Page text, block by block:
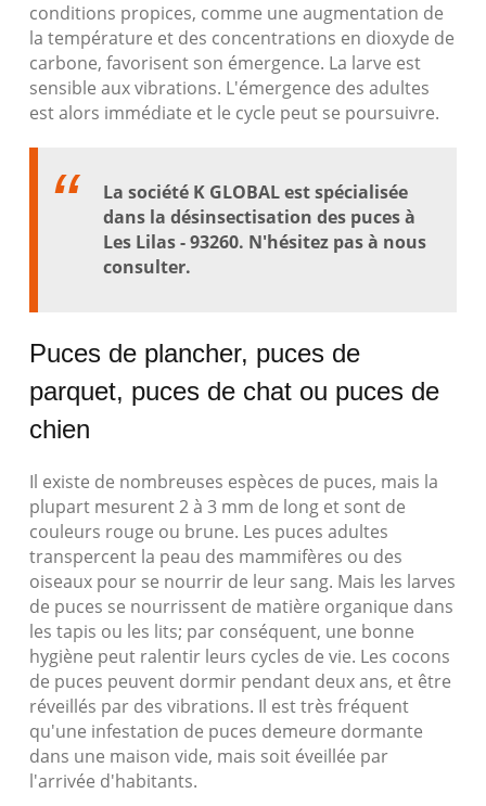
conditions propices, comme une augmentation de
la température et des concentrations en dioxyde de
carbone, favorisent son émergence. La larve est
sensible aux vibrations. L'émergence des adultes
est alors immédiate et le cycle peut se poursuivre.
La société K GLOBAL est spécialisée
dans la désinsectisation des puces à
Les Lilas - 93260. N'hésitez pas à nous
consulter.
Puces de plancher, puces de
parquet, puces de chat ou puces de
chien
Il existe de nombreuses espèces de puces, mais la
plupart mesurent 2 à 3 mm de long et sont de
couleurs rouge ou brune. Les puces adultes
transpercent la peau des mammifères ou des
oiseaux pour se nourrir de leur sang. Mais les larves
de puces se nourrissent de matière organique dans
les tapis ou les lits; par conséquent, une bonne
hygiène peut ralentir leurs cycles de vie. Les cocons
de puces peuvent dormir pendant deux ans, et être
réveillés par des vibrations. Il est très fréquent
qu'une infestation de puces demeure dormante
dans une maison vide, mais soit éveillée par
l'arrivée d'habitants.